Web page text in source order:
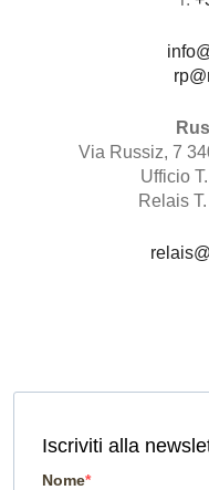
Via Russiz, 7
Ufficio T.
Relais T.
Iscriviti alla
Nome